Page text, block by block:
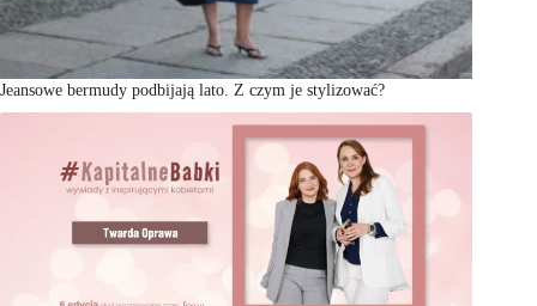
Jeansowe bermudy podbijają lato. Z czym je stylizować?